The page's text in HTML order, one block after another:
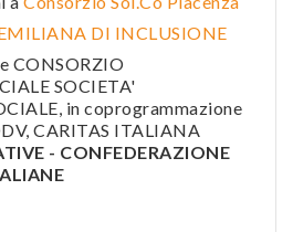
DI INCLUSIONE
CONSORZIO
SOCIETA'
in coprogrammazione
CARITAS ITALIANA
- CONFEDERAZIONE